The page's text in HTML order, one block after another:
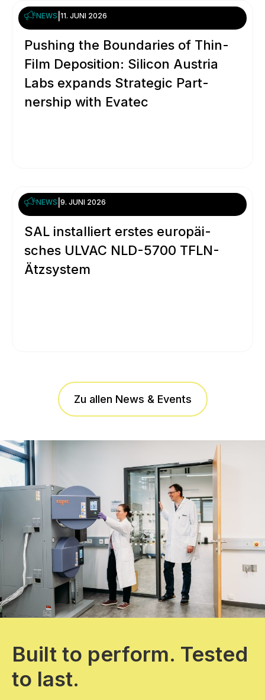
NEWS 11. JUNI 2026
Pushing the Boun­da­ries of Thin-
Film Depo­si­tion: Silicon Austria
Labs expands Stra­tegic Part­
nership with Evatec
NEWS 9. JUNI 2026
SAL instal­liert erstes euro­päi­
sches ULVAC NLD-5700 TFLN-
Ätzsystem
Zu allen News & Events
Built to perform. Tested
to last.